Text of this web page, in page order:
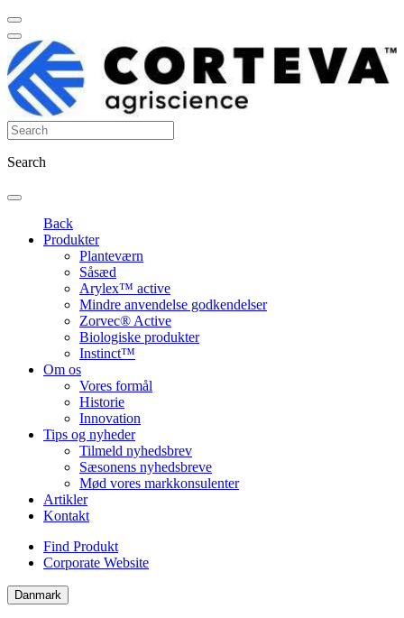
Search
Back
Produkter
Planteværn
Såsæd
Arylex™ active
Mindre anvendelse godkendelser
Zorvec® Active
Biologiske produkter
Instinct™
Om os
Vores formål
Historie
Innovation
Tips og nyheder
Tilmeld nyhedsbrev
Sæsonens nyhedsbreve
Mød vores markkonsulenter
Artikler
Kontakt
Find Produkt
Corporate Website
Danmark